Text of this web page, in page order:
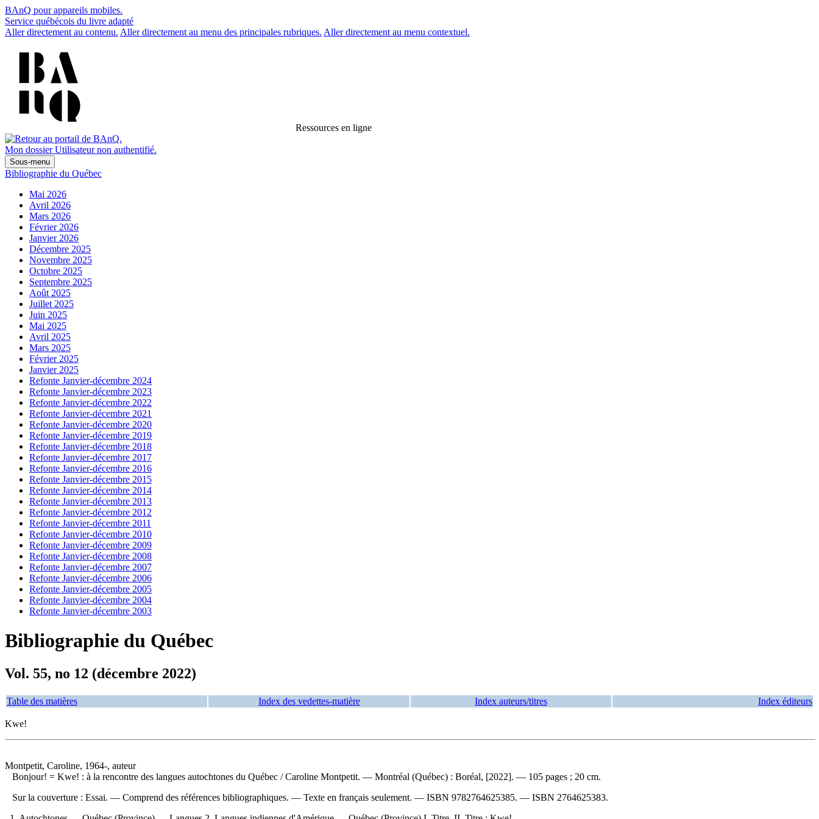
BAnQ pour appareils mobiles.
Service québécois du livre adapté
Aller directement au contenu. Aller directement au menu des principales rubriques. Aller directement au menu contextuel.
Ressources en ligne
Mon dossier Utilisateur non authentifié.
Sous-menu
Bibliographie du Québec
Mai 2026
Avril 2026
Mars 2026
Février 2026
Janvier 2026
Décembre 2025
Novembre 2025
Octobre 2025
Septembre 2025
Août 2025
Juillet 2025
Juin 2025
Mai 2025
Avril 2025
Mars 2025
Février 2025
Janvier 2025
Refonte Janvier-décembre 2024
Refonte Janvier-décembre 2023
Refonte Janvier-décembre 2022
Refonte Janvier-décembre 2021
Refonte Janvier-décembre 2020
Refonte Janvier-décembre 2019
Refonte Janvier-décembre 2018
Refonte Janvier-décembre 2017
Refonte Janvier-décembre 2016
Refonte Janvier-décembre 2015
Refonte Janvier-décembre 2014
Refonte Janvier-décembre 2013
Refonte Janvier-décembre 2012
Refonte Janvier-décembre 2011
Refonte Janvier-décembre 2010
Refonte Janvier-décembre 2009
Refonte Janvier-décembre 2008
Refonte Janvier-décembre 2007
Refonte Janvier-décembre 2006
Refonte Janvier-décembre 2005
Refonte Janvier-décembre 2004
Refonte Janvier-décembre 2003
Bibliographie du Québec
Vol. 55, no 12 (décembre 2022)
Table des matières Index des vedettes-matière Index auteurs/titres Index éditeurs
Kwe!
Montpetit, Caroline, 1964-, auteur
Bonjour! = Kwe! : à la rencontre des langues autochtones du Québec / Caroline Montpetit. — Montréal (Québec) : Boréal, [2022]. — 105 pages ; 20 cm.
Sur la couverture : Essai. — Comprend des références bibliographiques. — Texte en français seulement. — ISBN 9782764625385. — ISBN 2764625383.